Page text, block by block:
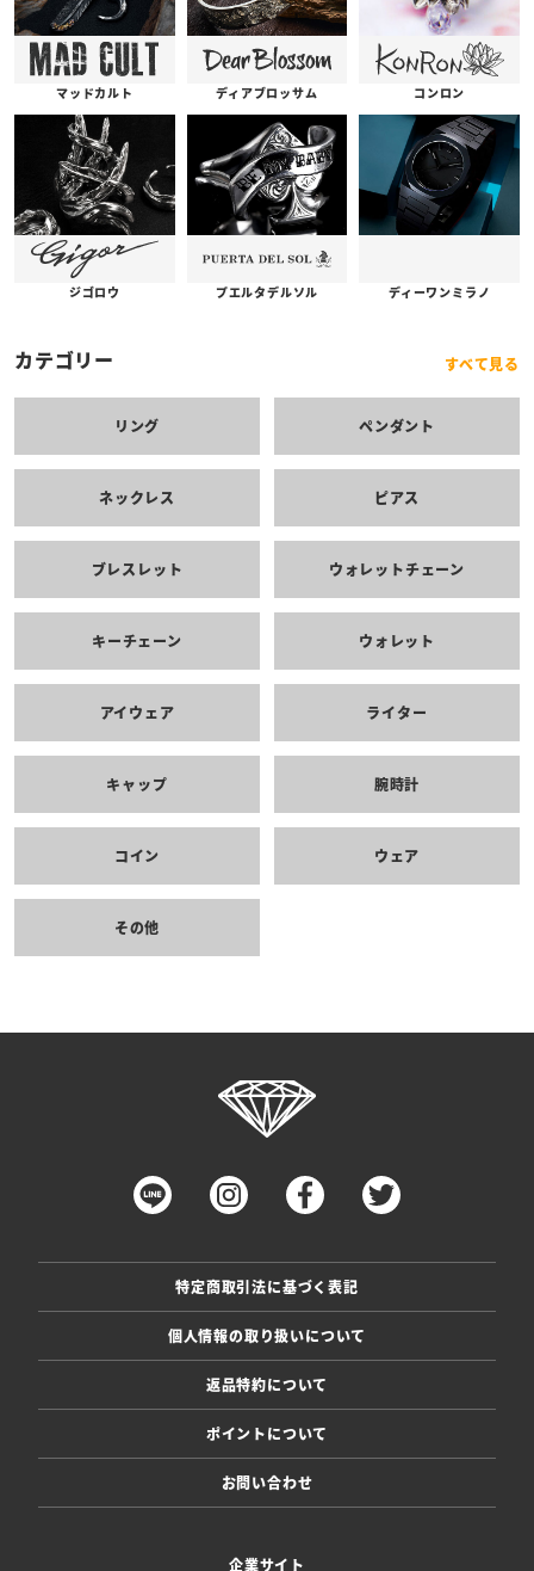
マッドカルト ディアブロッサム コンロン
ジゴロウ プエルタデルソル ディーワンミラノ
カテゴリー すべて見る
リング ペンダント
ネックレス ピアス
ブレスレット ウォレットチェーン
キーチェーン ウォレット
アイウェア ライター
キャップ 腕時計
コイン ウェア
その他
特定商取引法に基づく表記
個人情報の取り扱いについて
返品特約について
ポイントについて
お問い合わせ
企業サイト